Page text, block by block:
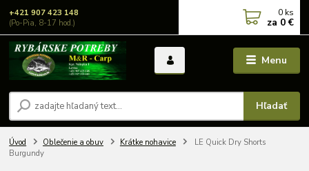
Menu
Hľadať
+421 907 423 148
(Po-Pia, 8-17 hod.)
0 ks
za 0 €
Úvod Oblečenie a obuv Krátke nohavice
LE Quick Dry Shorts
Burgundy